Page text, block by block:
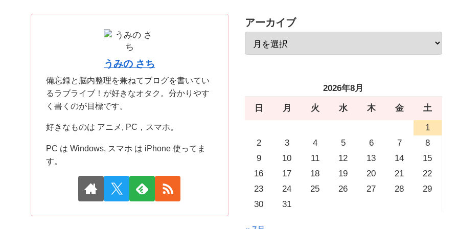
うみの さち
備忘録と脳内整理を兼ねてブログを書いてい
るラブライブ！が好きなオタク。分かりやす
く書くのが目標です。
好きなものは アニメ, PC，スマホ。
PC は Windows, スマホ は iPhone 使ってま
す。
アーカイブ
2026年8月
日 月 火 水 木 金
土
1
2
3 4 5 6 7
8
9
10 11 12 13 14
15
16
17 18 19 20 21
22
23
24 25 26 27 28
29
30
31